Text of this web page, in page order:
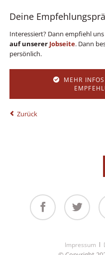
Deine
Interessiert? Dann empfiehl
auf unserer Jobseite. Dann
persönlich.
MEHR
Zurück
Navigation
Impressum